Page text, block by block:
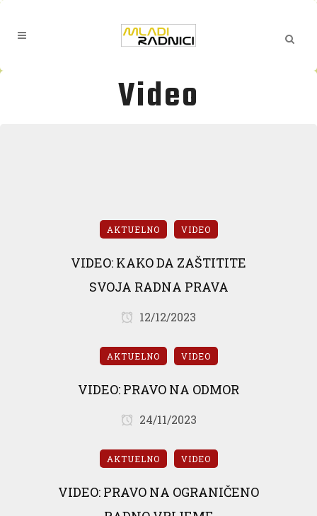
Video
AKTUELNO VIDEO
VIDEO: KAKO DA ZAŠTITITE
SVOJA RADNA PRAVA
12/12/2023
AKTUELNO VIDEO
VIDEO: PRAVO NA ODMOR
24/11/2023
AKTUELNO VIDEO
VIDEO: PRAVO NA OGRANIČENO